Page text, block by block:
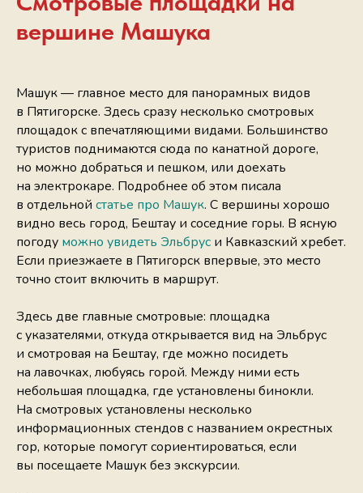
вершине Машука
Машук — главное место для панорамных видов
в Пятигорске. Здесь сразу несколько смотровых
площадок с впечатляющими видами. Большинство
туристов поднимаются сюда по канатной дороге,
но можно добраться и пешком, или доехать
на электрокаре. Подробнее об этом писала
в отдельной статье про Машук. С вершины хорошо
видно весь город, Бештау и соседние горы. В ясную
погоду можно увидеть Эльбрус и Кавказский хребет.
Если приезжаете в Пятигорск впервые, это место
точно стоит включить в маршрут.
Здесь две главные смотровые: площадка
с указателями, откуда открывается вид на Эльбрус
и смотровая на Бештау, где можно посидеть
на лавочках, любуясь горой. Между ними есть
небольшая площадка, где установлены бинокли.
На смотровых установлены несколько
информационных стендов с названием окрестных
гор, которые помогут сориентироваться, если
вы посещаете Машук без экскурсии.